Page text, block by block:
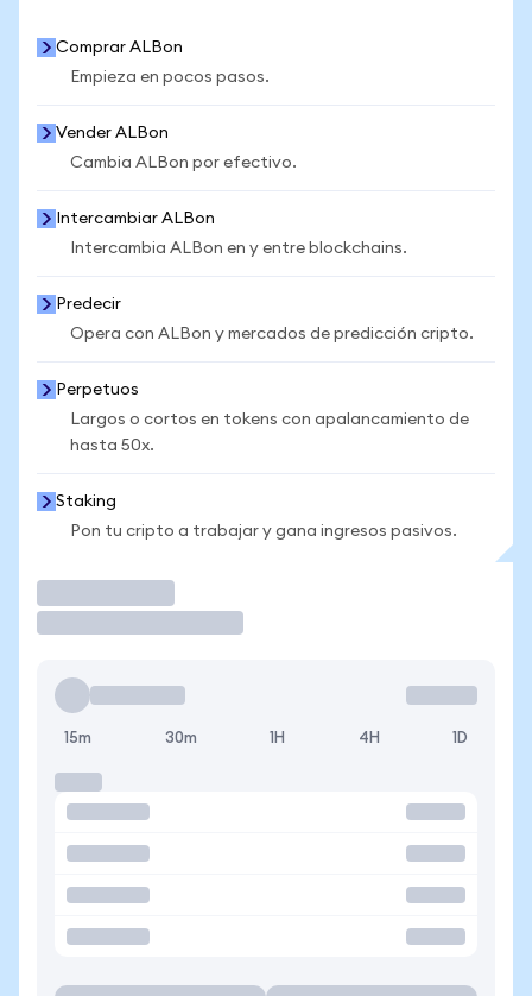
Comprar ALBon
Empieza en pocos pasos.
Vender ALBon
Cambia ALBon por efectivo.
Intercambiar ALBon
Intercambia ALBon en y entre blockchains.
Predecir
Opera con ALBon y mercados de predicción cripto.
Perpetuos
Largos o cortos en tokens con apalancamiento de
hasta 50x.
Staking
Pon tu cripto a trabajar y gana ingresos pasivos.
15m 30m 1H 4H 1D